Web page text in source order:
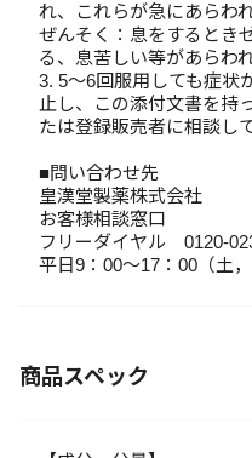
れ、これらが急にあらわ
ぜんそく：息をするとき
る、息苦しい等があらわれ
3. 5～6回服用しても症状
止し、この添付文書を持
たは登録販売者に相談し
■問い合わせ先
皇漢堂製薬株式会社
お客様相談窓口
フリーダイヤル 0120-
平日9：00～17：00（土
商品スペック